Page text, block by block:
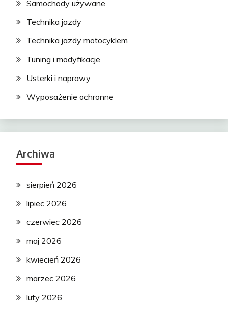
Samochody używane
Technika jazdy
Technika jazdy motocyklem
Tuning i modyfikacje
Usterki i naprawy
Wyposażenie ochronne
Archiwa
sierpień 2026
lipiec 2026
czerwiec 2026
maj 2026
kwiecień 2026
marzec 2026
luty 2026